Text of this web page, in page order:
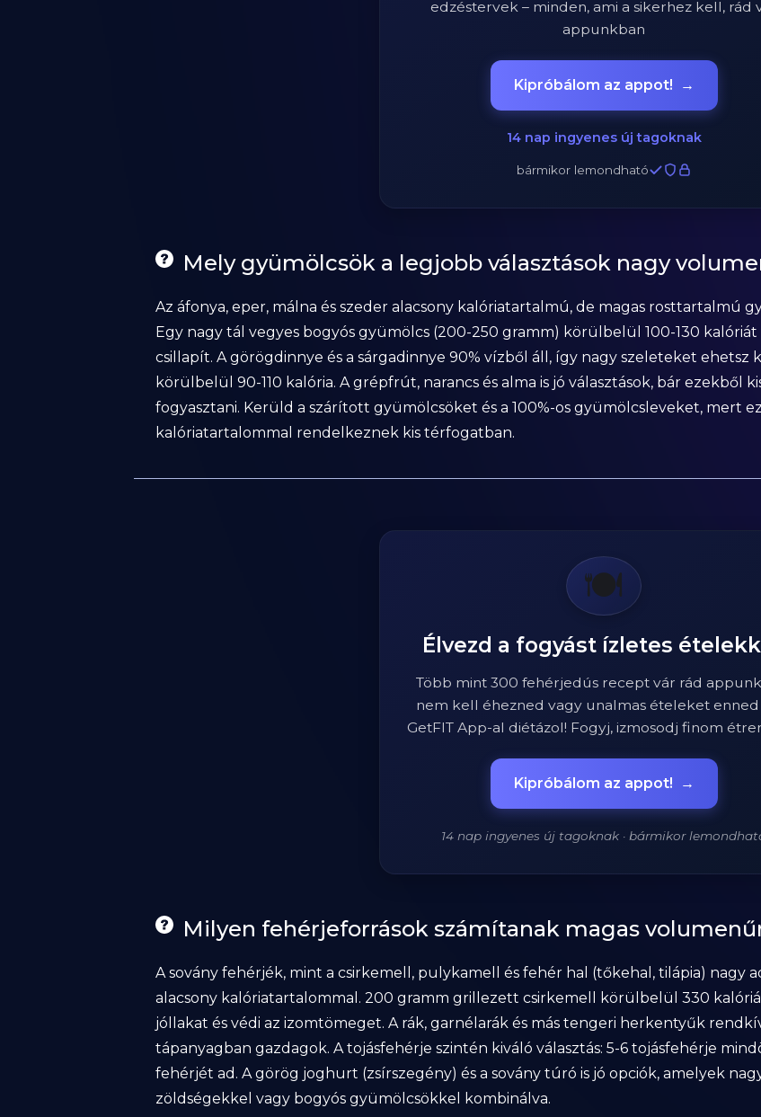
edzéstervek – minden, ami a sikerhez kell, rád
appunkban
Kipróbálom az appot! →
14 nap ingyenes új tagoknak
bármikor lemondható
Mely gyümölcsök a legjobb választások nagy
Az áfonya, eper, málna és szeder alacsony kalóriatartalmú, de magas rosttartalmú
Egy nagy tál vegyes bogyós gyümölcs (200-250 gramm) körülbelül 100-130
csillapít. A görögdinnye és a sárgadinnye 90% vízből áll, így nagy szeleteket ehetsz
körülbelül 90-110 kalória. A grépfrút, narancs és alma is jó választások, bár ezekből
fogyasztani. Kerüld a szárított gyümölcsöket és a 100%-os gyümölcsleveket, mert
kalóriatartalommal rendelkeznek kis térfogatban.
🍽️
Élvezd a fogyást ízletes
Több mint 300 fehérjedús recept vár rád
nem kell éhezned vagy unalmas ételeket enned
GetFIT App-al diétázol! Fogyj, izmosodj finom
Kipróbálom az appot! →
14 nap ingyenes új tagoknak · bármikor
Milyen fehérjeforrások számítanak magas
A sovány fehérjék, mint a csirkemell, pulykamell és fehér hal (tőkehal, tilápia) nagy
alacsony kalóriatartalommal. 200 gramm grillezett csirkemell körülbelül 330
jóllakat és védi az izomtömeget. A rák, garnélarák és más tengeri herkentyűk
tápanyagban gazdagok. A tojásfehérje szintén kiváló választás: 5-6 tojásfehérje
fehérjét ad. A görög joghurt (zsírszegény) és a sovány túró is jó opciók, amelyek
zöldségekkel vagy bogyós gyümölcsökkel kombinálva.